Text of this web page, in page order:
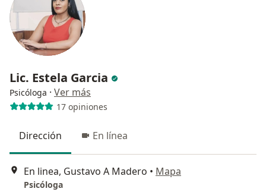
Lic. Estela Garcia
Psicóloga · Ver más
17 opiniones
Dirección En línea
En linea, Gustavo A Madero • Mapa
Psicóloga